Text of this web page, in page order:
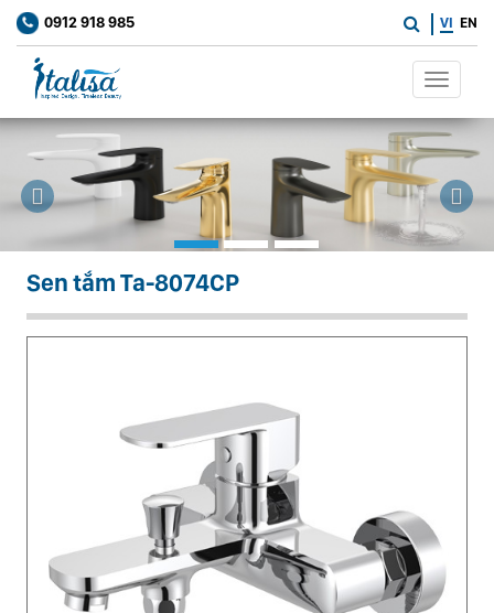
0912 918 985 VI EN
Toggle
Previous
Sen tắm Ta-8074CP